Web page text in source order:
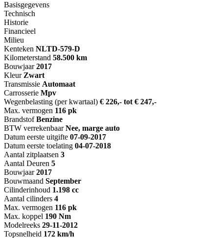
Basisgegevens
Technisch
Historie
Financieel
Milieu
Kenteken NLTD-579-D
Kilometerstand 58.500 km
Bouwjaar 2017
Kleur Zwart
Transmissie Automaat
Carrosserie Mpv
Wegenbelasting (per kwartaal) € 226,- tot € 247,-
Max. vermogen 116 pk
Brandstof Benzine
BTW verrekenbaar Nee, marge auto
Datum eerste uitgifte 07-09-2017
Datum eerste toelating 04-07-2018
Aantal zitplaatsen 3
Aantal Deuren 5
Bouwjaar 2017
Bouwmaand September
Cilinderinhoud 1.198 cc
Aantal cilinders 4
Max. vermogen 116 pk
Max. koppel 190 Nm
Modelreeks 29-11-2012
Topsnelheid 172 km/h